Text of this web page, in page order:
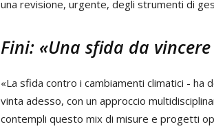
una revisione, urgente, degli strumenti di
Fini: «Una sfida da vincere
«La sfida contro i cambiamenti climatici - ha
vinta adesso, con un approccio
contempli questo mix di misure e progetti